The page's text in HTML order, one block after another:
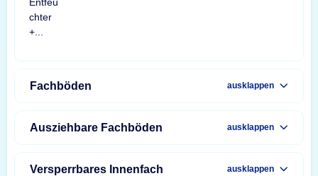
Fachböden ausklappen
Ausziehbare Fachböden ausklappen
Versperrbares Innenfach ausklappen